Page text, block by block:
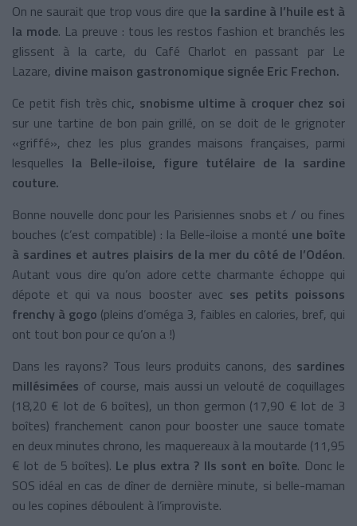
On ne saurait que trop vous dire que la sardine à l’huile est à
la mode. La preuve : tous les restos fashion et branchés les
glissent à la carte, du Café Charlot en passant par Le
Lazare, divine maison gastronomique signée Eric Frechon.
Ce petit fish très chic, snobisme ultime à croquer chez soi
sur une tartine de bon pain grillé, on se doit de le grignoter
«griffé», chez les plus grandes maisons françaises, parmi
lesquelles la Belle-iloise, figure tutélaire de la sardine
couture.
Bonne nouvelle donc pour les Parisiennes snobs et / ou fines
bouches (c’est compatible) : la Belle-iloise a monté une boîte
à sardines et autres plaisirs de la mer du côté de l’Odéon.
Autant vous dire qu’on adore cette charmante échoppe qui
dépote et qui va nous booster avec ses petits poissons
frenchy à gogo (pleins d’oméga 3, faibles en calories, bref, qui
ont tout bon pour ce qu’on a !)
Dans les rayons? Tous leurs produits canons, des sardines
millésimées of course, mais aussi un velouté de coquillages
(18,20 € lot de 6 boîtes), un thon germon (17,90 € lot de 3
boîtes) franchement canon pour booster une sauce tomate
en deux minutes chrono, les maquereaux à la moutarde (11,95
€ lot de 5 boîtes). Le plus extra ? Ils sont en boîte. Donc le
SOS idéal en cas de dîner de dernière minute, si belle-maman
ou les copines déboulent à l’improviste.